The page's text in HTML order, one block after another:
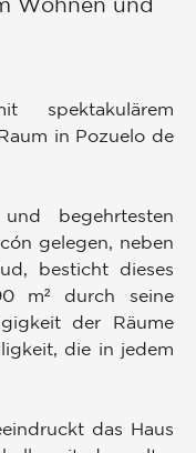
spektakulärem
in Pozuelo de
begehrtesten
gelegen, neben
besticht dieses
m² durch seine
der Räume
die in jedem
das Haus